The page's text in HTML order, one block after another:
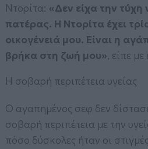
Ντορίτα: «Δεν είχα την τύχη
πατέρας. Η Ντορίτα έχει
οικογένειά μου. Είναι η
βρήκα στη ζωή μου», είπε
Η σοβαρή περιπέτεια υγείας
Ο αγαπημένος σεφ δεν
σοβαρή περιπέτεια με την
πόσο δύσκολες ήταν οι